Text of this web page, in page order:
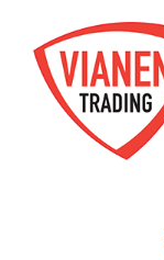
naar
inhoud